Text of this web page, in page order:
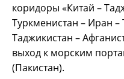
коридоры «Китай –
Туркменистан – Иран –
Таджикистан –
выход к морским
(Пакистан).